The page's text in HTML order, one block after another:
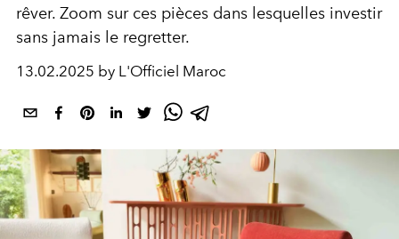
rêver. Zoom sur ces pièces dans lesquelles investir
sans jamais le regretter.
13.02.2025 by L'Officiel Maroc